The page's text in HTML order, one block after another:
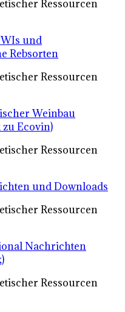
Ressourcen
und
Rebsorten
Ressourcen
Weinbau
Ecovin)
Ressourcen
und Downloads
Ressourcen
Nachrichten
Ressourcen